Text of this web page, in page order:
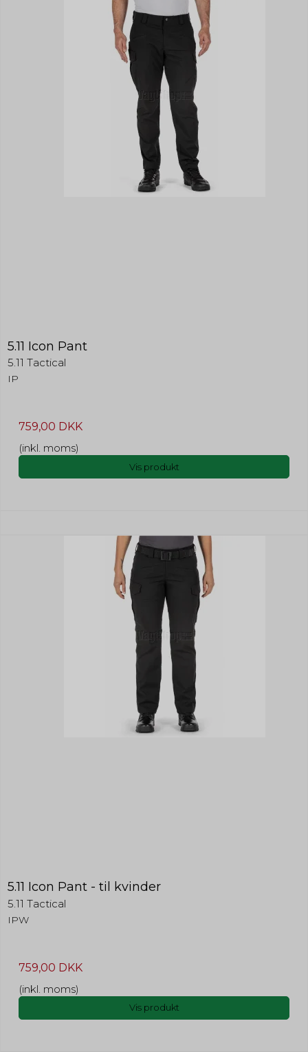
5.11 Icon Pant
5.11 Tactical
IP
759,00 DKK
(inkl. moms)
Vis produkt
5.11 Icon Pant - til kvinder
5.11 Tactical
IPW
759,00 DKK
(inkl. moms)
Vis produkt